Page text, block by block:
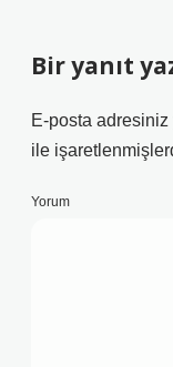
Bir yanıt
E-posta adresiniz
ile
Yorum